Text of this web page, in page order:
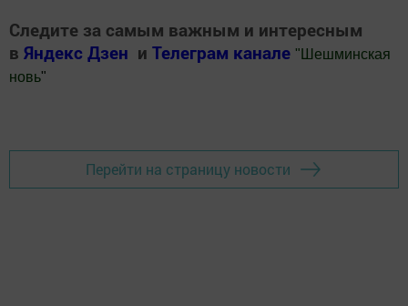
Следите за самым важным и интересным
в Яндекс Дзен и Телеграм канале " Шешминская
новь"
Перейти на страницу новости